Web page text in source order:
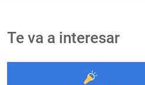
Te va a interesar